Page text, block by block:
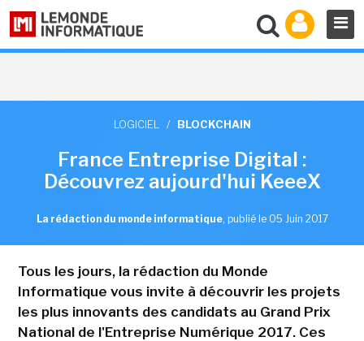
LOGICIEL / BLOCKCHAIN
France Entreprise Digital :
Découvrez aujourd'hui KeeeX
La rédaction du monde informatique, publié le 05 Juin 2017
Tous les jours, la rédaction du Monde
Informatique vous invite à découvrir les projets
les plus innovants des candidats au Grand Prix
National de l'Entreprise Numérique 2017. Ces